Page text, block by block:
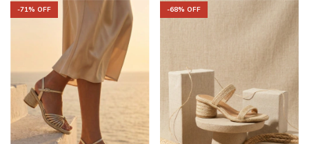
-71% OFF -68% OFF